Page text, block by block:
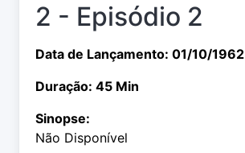
2 - Episódio 2
Data de Lançamento: 01/10/1962
Duração: 45 Min
Sinopse:
Não Disponível